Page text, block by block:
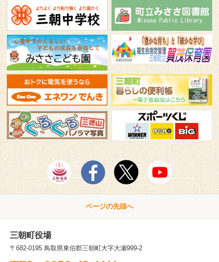
ページの先頭へ
三朝町役場
〒682-0195 鳥取県東伯郡三朝町大字大瀬999-2